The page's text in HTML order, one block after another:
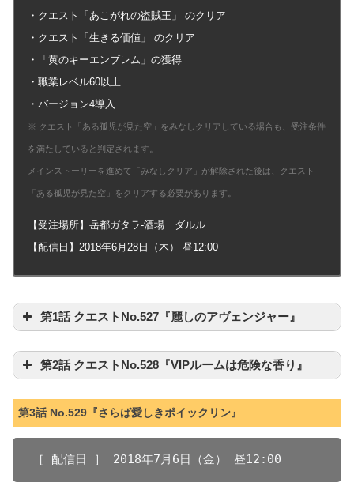
・クエスト「あこがれの盗賊王」 のクリア
・クエスト「生きる価値」 のクリア
・「黄のキーエンブレム」の獲得
・職業レベル60以上
・バージョン4導入
※ クエスト「ある孤児が見た空」をみなしクリアしている場合も、受注条件
を満たしていると判定されます。
メインストーリーを進めて「みなしクリア」が解除された後は、クエスト
「ある孤児が見た空」をクリアする必要があります。
【受注場所】岳都ガタラ-酒場 ダルル
【配信日】2018年6月28日（木） 昼12:00
第1話 クエストNo.527『麗しのアヴェンジャー』
第2話 クエストNo.528『VIPルームは危険な香り』
第3話 No.529『さらば愛しきポイックリン』
［ 配信日 ］ 2018年7月6日（金） 昼12:00